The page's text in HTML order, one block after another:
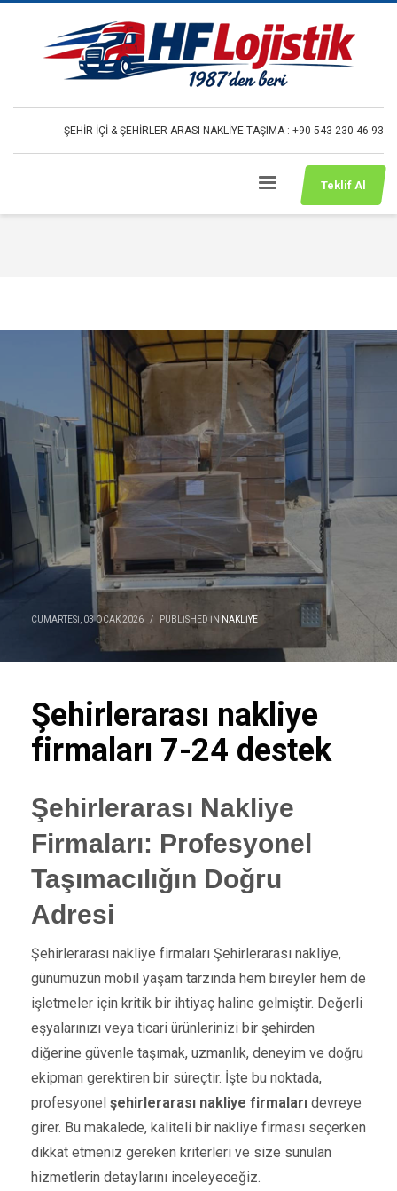
ŞEHİR İÇİ & ŞEHİRLER ARASI NAKLİYE TAŞIMA : +90 543 230 46 93
Teklif Al
CUMARTESI, 03 OCAK 2026 / PUBLISHED IN NAKLIYE
Şehirlerarası nakliye
firmaları 7-24 destek
Şehirlerarası Nakliye
Firmaları: Profesyonel
Taşımacılığın Doğru
Adresi
Şehirlerarası nakliye firmaları Şehirlerarası nakliye,
günümüzün mobil yaşam tarzında hem bireyler hem de
işletmeler için kritik bir ihtiyaç haline gelmiştir. Değerli
eşyalarınızı veya ticari ürünlerinizi bir şehirden
diğerine güvenle taşımak, uzmanlık, deneyim ve doğru
ekipman gerektiren bir süreçtir. İşte bu noktada,
profesyonel şehirlerarası nakliye firmaları devreye
girer. Bu makalede, kaliteli bir nakliye firması seçerken
dikkat etmeniz gereken kriterleri ve size sunulan
hizmetlerin detaylarını inceleyeceğiz.